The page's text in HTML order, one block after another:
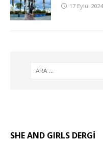
17 Eylül 2024
SHE AND GIRLS DERGİ